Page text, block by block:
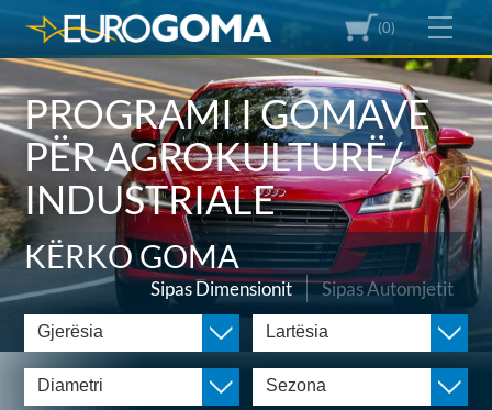
(0)
PROGRAMI I GOMAVE
PËR AGROKULTURË/
INDUSTRIALE
KËRKO GOMA
Sipas Dimensionit Sipas Automjetit
Gjerësia Lartësia
Diametri Sezona